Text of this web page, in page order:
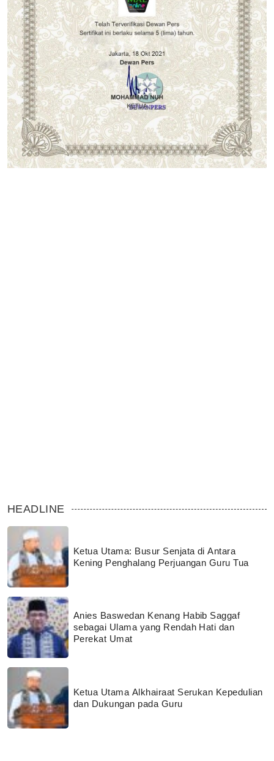
HEADLINE
Ketua Utama: Busur Senjata di Antara
Kening Penghalang Perjuangan Guru Tua
Anies Baswedan Kenang Habib Saggaf
sebagai Ulama yang Rendah Hati dan
Perekat Umat
Ketua Utama Alkhairaat Serukan Kepedulian
dan Dukungan pada Guru